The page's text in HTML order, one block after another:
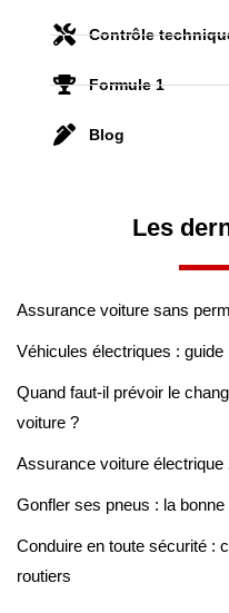
Contrôle
Formule 1
Blog
Les
Assurance voiture sans
Véhicules électriques :
Quand faut-il prévoir le
voiture ?
Assurance voiture
Gonfler ses pneus : la
Conduire en toute sécurité :
routiers